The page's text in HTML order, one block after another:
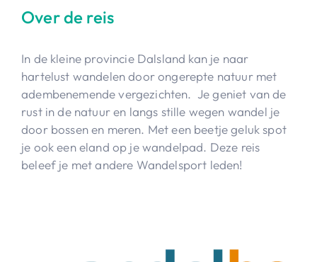
Over de reis
In de kleine provincie Dalsland kan je naar
hartelust wandelen door ongerepte natuur met
adembenemende vergezichten. Je geniet van de
rust in de natuur en langs stille wegen wandel je
door bossen en meren. Met een beetje geluk spot
je ook een eland op je wandelpad. Deze reis
beleef je met andere Wandelsport leden!